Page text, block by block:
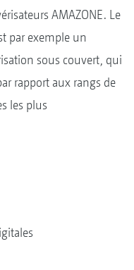
AMAZONE. Le
par exemple un
sous couvert, qui
rapport aux rangs de
les plus